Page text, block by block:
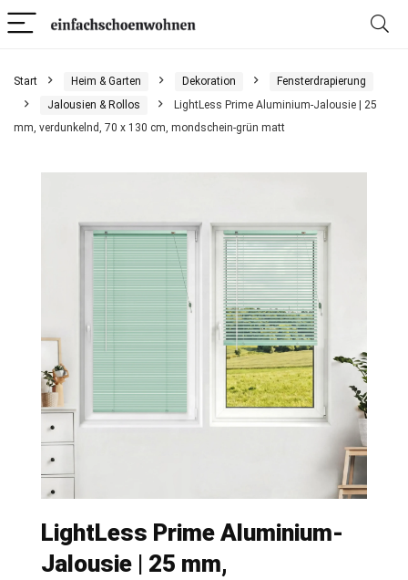
Start Heim & Garten Dekoration
Fensterdrapierung
Jalousien & Rollos
LightLess Prime Aluminium-Jalousie | 25
mm, verdunkelnd, 70 x 130 cm, mondschein-grün matt
LightLess Prime Aluminium-
Jalousie | 25 mm,